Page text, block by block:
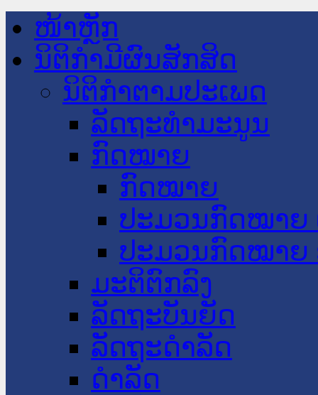
ໜ້າຫຼັກ
ນິຕິກໍາມີຜົນສັກສິດ
ນິຕິກໍາຕາມປະເພດ
ລັດຖະທໍາມະນູນ
ກົດໝາຍ
ກົດໝາຍ
ປະມວນກົດໝາຍ
ປະມວນກົດໝາຍ
ມະຕິຕົກລົງ
ລັດຖະບັນຍັດ
ລັດຖະດໍາລັດ
ດໍາລັດ